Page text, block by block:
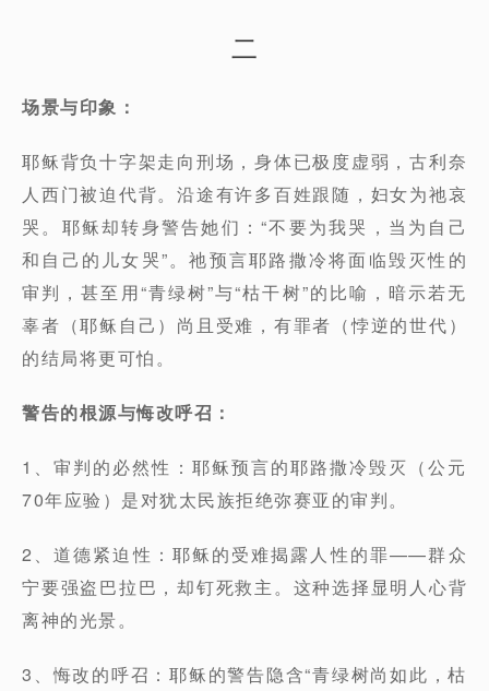
二
场景与印象：
耶稣背负十字架走向刑场，身体已极度虚弱，古利奈
人西门被迫代背。沿途有许多百姓跟随，妇女为祂哀
哭。耶稣却转身警告她们：“不要为我哭，当为自己
和自己的儿女哭”。祂预言耶路撒冷将面临毁灭性的
审判，甚至用“青绿树”与“枯干树”的比喻，暗示若无
辜者（耶稣自己）尚且受难，有罪者（悖逆的世代）
的结局将更可怕。
警告的根源与悔改呼召：
1、审判的必然性：耶稣预言的耶路撒冷毁灭（公元
70年应验）是对犹太民族拒绝弥赛亚的审判。
2、道德紧迫性：耶稣的受难揭露人性的罪——群众
宁要强盗巴拉巴，却钉死救主。这种选择显明人心背
离神的光景。
3、悔改的呼召：耶稣的警告隐含“青绿树尚如此，枯